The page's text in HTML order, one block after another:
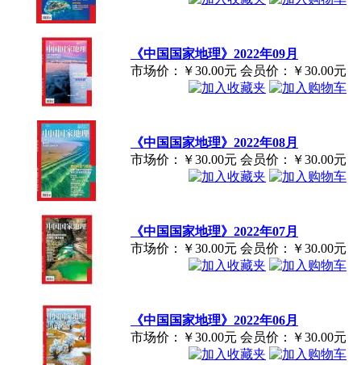
《中国国家地理》2022年09月
市场价：
￥30.00元 会员价： ￥30.00元
《中国国家地理》2022年08月
市场价：
￥30.00元 会员价： ￥30.00元
《中国国家地理》2022年07月
市场价：
￥30.00元 会员价： ￥30.00元
《中国国家地理》2022年06月
市场价：
￥30.00元 会员价： ￥30.00元